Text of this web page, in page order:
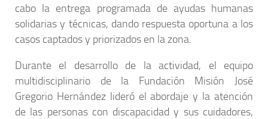
cabo la entrega programada de ayudas humanas
solidarias y técnicas, dando respuesta oportuna a los
casos captados y priorizados en la zona.
Durante el desarrollo de la actividad, el equipo
multidisciplinario de la Fundación Misión José
Gregorio Hernández lideró el abordaje y la atención
de las personas con discapacidad y sus cuidadores,